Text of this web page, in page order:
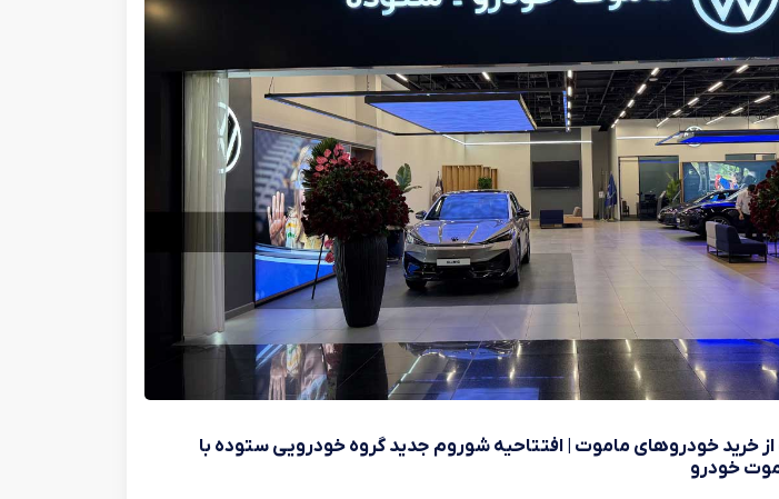
خرید خودروهای ماموت | افتتاحیه شوروم جدید گروه خودرویی ستوده با
خودرو